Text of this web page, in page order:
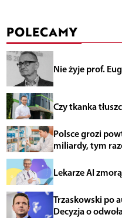
POLECAMY
Nie żyje prof.
Czy tkanka
Polsce grozi
miliardy, tym
Lekarze AI
Trzaskowski po
Decyzja o